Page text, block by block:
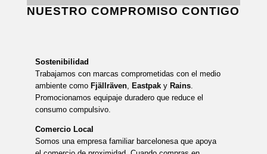
NUESTRO COMPROMISO CONTIGO
Sostenibilidad
Trabajamos con marcas comprometidas con el medio
ambiente como Fjällräven, Eastpak y Rains.
Promocionamos equipaje duradero que reduce el
consumo compulsivo.
Comercio Local
Somos una empresa familiar barcelonesa que apoya